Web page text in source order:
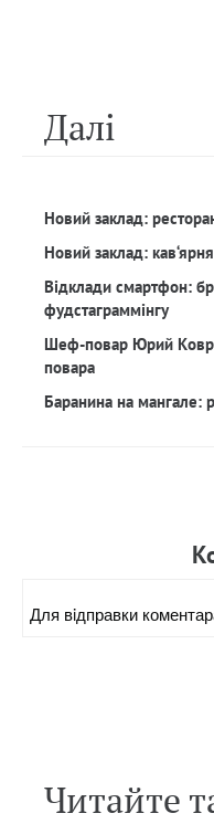
Далi
Новий заклад:
Новий заклад:
Відклади смартфон:
фудстаграммінгу
Шеф-повар Юрий
повара
Баранина на мангале:
Для вiдправки
Читайте